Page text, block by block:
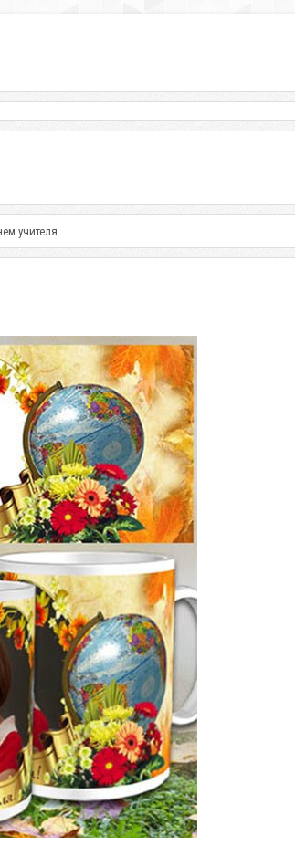
учителя